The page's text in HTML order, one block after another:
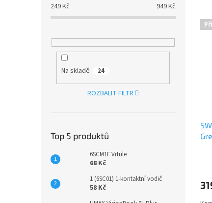
249Kč 949Kč
Na skladě 24
ROZBALIT FILTR
Top 5 produktů
6SCM1F Vrtule
68 Kč
1 (6SC01) 1-kontaktní vodič
58 Kč